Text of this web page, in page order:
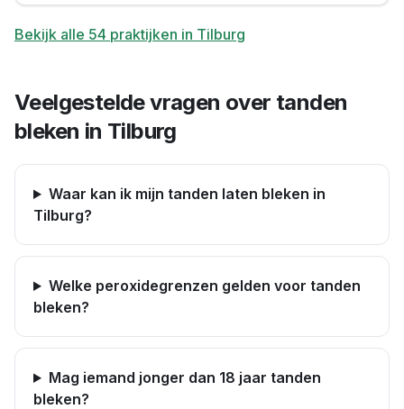
Bekijk alle 54 praktijken in Tilburg
Veelgestelde vragen over tanden
bleken in Tilburg
Waar kan ik mijn tanden laten bleken in
Tilburg?
Welke peroxidegrenzen gelden voor tanden
bleken?
Mag iemand jonger dan 18 jaar tanden
bleken?